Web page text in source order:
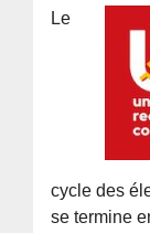
Le
cycle des
se termine